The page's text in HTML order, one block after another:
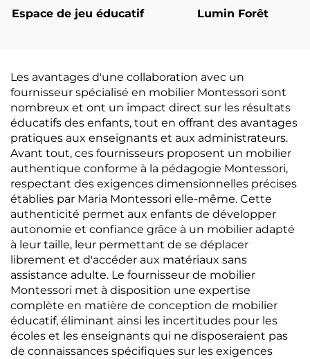
Espace de jeu éducatif Lumin Forêt
Les avantages d'une collaboration avec un
fournisseur spécialisé en mobilier Montessori sont
nombreux et ont un impact direct sur les résultats
éducatifs des enfants, tout en offrant des avantages
pratiques aux enseignants et aux administrateurs.
Avant tout, ces fournisseurs proposent un mobilier
authentique conforme à la pédagogie Montessori,
respectant des exigences dimensionnelles précises
établies par Maria Montessori elle-même. Cette
authenticité permet aux enfants de développer
autonomie et confiance grâce à un mobilier adapté
à leur taille, leur permettant de se déplacer
librement et d'accéder aux matériaux sans
assistance adulte. Le fournisseur de mobilier
Montessori met à disposition une expertise
complète en matière de conception de mobilier
éducatif, éliminant ainsi les incertitudes pour les
écoles et les enseignants qui ne disposeraient pas
de connaissances spécifiques sur les exigences